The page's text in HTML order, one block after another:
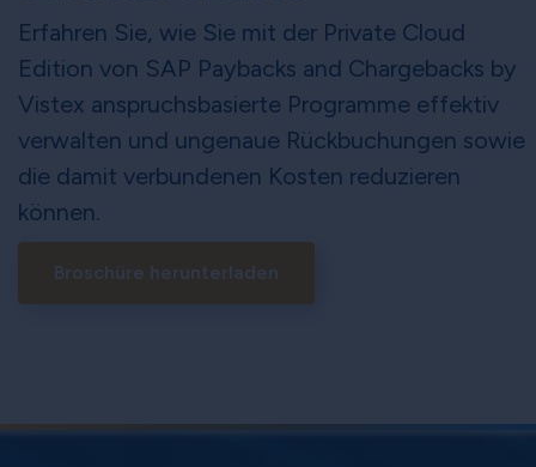
Erfahren Sie, wie Sie mit der Private Cloud
Edition von SAP Paybacks and Chargebacks by
Vistex anspruchsbasierte Programme effektiv
verwalten und ungenaue Rückbuchungen sowie
die damit verbundenen Kosten reduzieren
können.
Broschüre herunterladen